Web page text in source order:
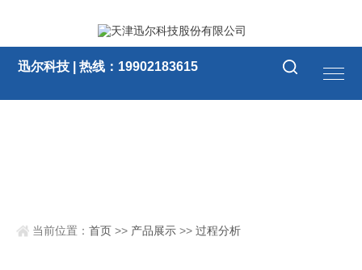
迅尔科技 | 热线：19902183615
当前位置：首页 >> 产品展示 >>过程分析